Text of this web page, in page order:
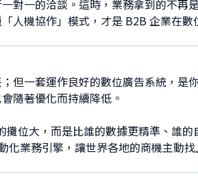
對一的洽談。這時，業務拿到的不再
人機協作」模式，才是 B2B 企業在數
但一套運作良好的數位廣告系統，是
隨著優化而持續降低。
位大，而是比誰的數據更精準、誰
業務引擎，讓世界各地的商機主動找